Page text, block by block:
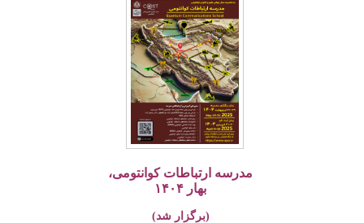
مدرسه ارتباطات کوانتومی،
بهار ۱۴۰۴
(برگزار شد)